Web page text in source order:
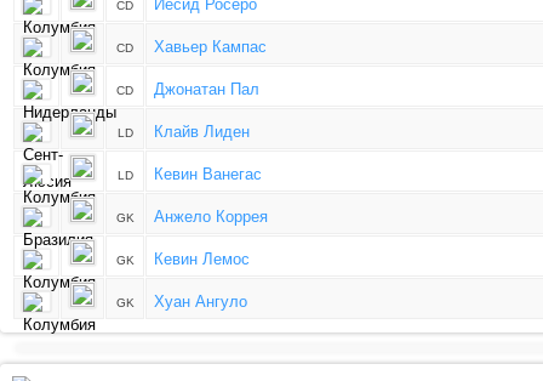
CD Йесид Росеро
CD Хавьер Кампас
CD Джонатан Пал
LD Клайв Лиден
LD Кевин Ванегас
GK Анжело Коррея
GK Кевин Лемос
GK Хуан Ангуло